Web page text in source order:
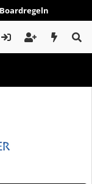
Boardregeln